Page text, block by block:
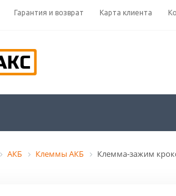
Гарантия и возврат Карта клиента
АКБ Клеммы АКБ Клемма-зажим